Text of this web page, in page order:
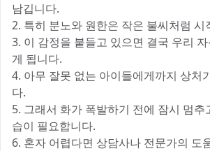
남깁니다.
2. 특히 분노와 원한은 작은 불씨처럼 시
3. 이 감정을 붙들고 있으면 결국 우리
게 됩니다.
4. 아무 잘못 없는 아이들에게까지 상처
다.
5. 그래서 화가 폭발하기 전에 잠시 멈추
습이 필요합니다.
6. 혼자 어렵다면 상담사나 전문가의 도